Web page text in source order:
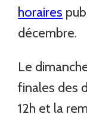
horaires
décembre.
Le
finales des
12h et la